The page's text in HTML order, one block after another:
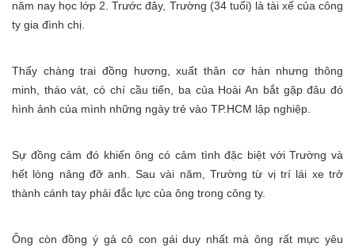
năm nay học lớp 2. Trước đây, Trường (34 tuổi) là tài xế của công
ty gia đình chị.
Thấy chàng trai đồng hương, xuất thân cơ hàn nhưng thông
minh, tháo vát, có chí cầu tiến, ba của Hoài An bắt gặp đâu đó
hình ảnh của mình những ngày trẻ vào TP.HCM lập nghiệp.
Sự đồng cảm đó khiến ông có cảm tình đặc biệt với Trường và
hết lòng nâng đỡ anh. Sau vài năm, Trường từ vị trí lái xe trở
thành cánh tay phải đắc lực của ông trong công ty.
Ông còn đồng ý gả cô con gái duy nhất mà ông rất mực yêu